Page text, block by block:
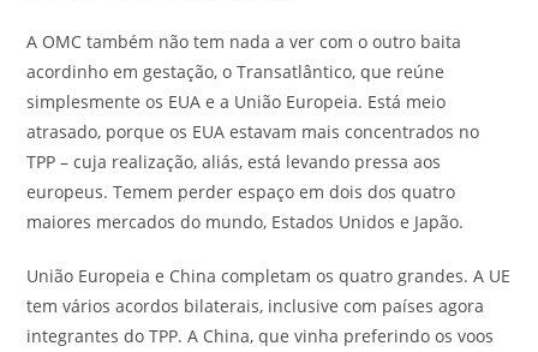
A OMC também não tem nada a ver com o outro baita
acordinho em gestação, o Transatlântico, que reúne
simplesmente os EUA e a União Europeia. Está meio
atrasado, porque os EUA estavam mais concentrados no
TPP – cuja realização, aliás, está levando pressa aos
europeus. Temem perder espaço em dois dos quatro
maiores mercados do mundo, Estados Unidos e Japão.
União Europeia e China completam os quatro grandes. A UE
tem vários acordos bilaterais, inclusive com países agora
integrantes do TPP. A China, que vinha preferindo os voos